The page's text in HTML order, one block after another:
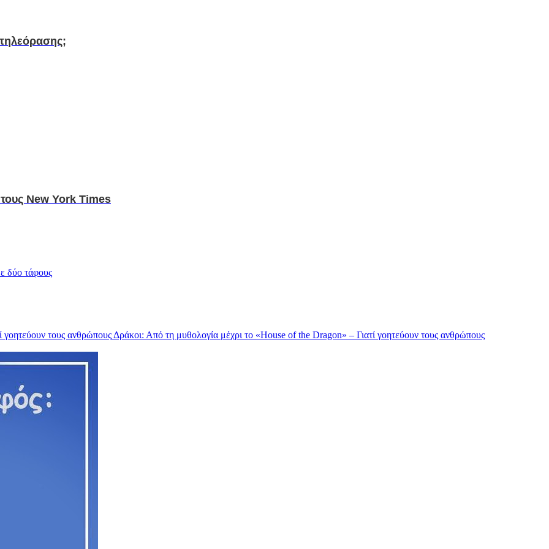
Νew York Times
δύο τάφους
Δράκοι: Από τη μυθολογία μέχρι το «House of the Dragon» – Γιατί γοητεύουν τους ανθρώπους